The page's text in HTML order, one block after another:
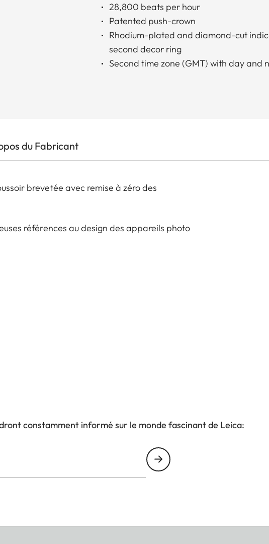
28,800 beats per hour
Patented push-crown
Rhodium-plated and diamond-cut
second decor ring
Second time zone (GMT) with day and
du Fabricant
brevetée avec remise à zéro des
références au design des appareils photo
avec deux lames synchronisées, forme
constamment informé sur le monde fascinant de Leica: